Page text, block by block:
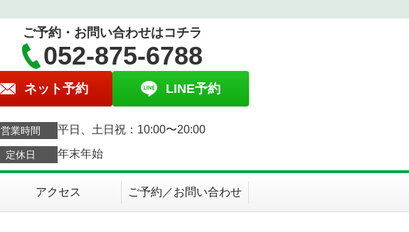
ご予約・お問い合わせはコチラ
052-875-6788
ネット予約 LINE予約
営業時間 平日、土日祝：10:00〜20:00
定休日 年末年始
アクセス ご予約／お問い合わせ